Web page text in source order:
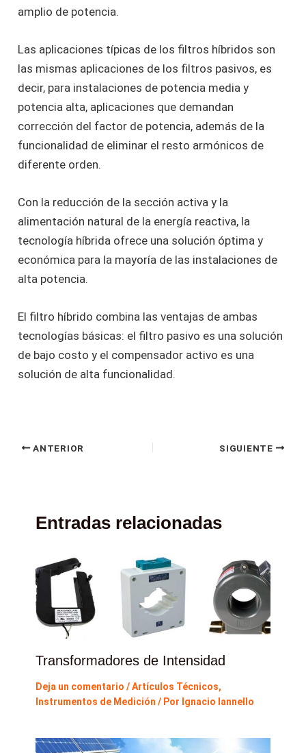
amplio de potencia.
Las aplicaciones típicas de los filtros híbridos son
las mismas aplicaciones de los filtros pasivos, es
decir, para instalaciones de potencia media y
potencia alta, aplicaciones que demandan
corrección del factor de potencia, además de la
funcionalidad de eliminar el resto armónicos de
diferente orden.
Con la reducción de la sección activa y la
alimentación natural de la energía reactiva, la
tecnología híbrida ofrece una solución óptima y
económica para la mayoría de las instalaciones de
alta potencia.
El filtro híbrido combina las ventajas de ambas
tecnologías básicas: el filtro pasivo es una solución
de bajo costo y el compensador activo es una
solución de alta funcionalidad.
ANTERIOR SIGUIENTE
Entradas relacionadas
Transformadores de Intensidad
Deja un comentario /Artículos Técnicos,
Instrumentos de Medición / Por Ignacio Iannello